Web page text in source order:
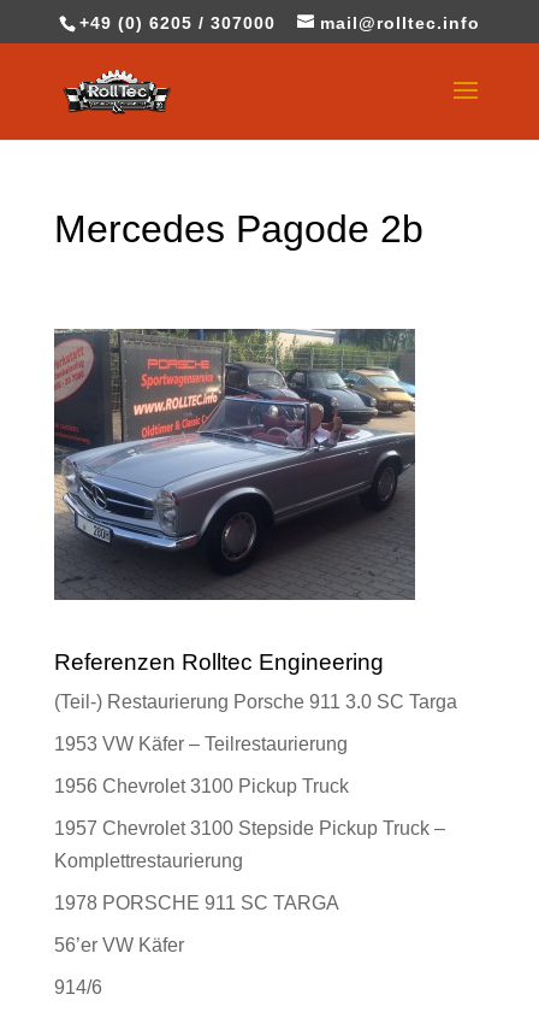
+49 (0) 6205 / 307000 mail@rolltec.info
Mercedes Pagode 2b
Referenzen Rolltec Engineering
(Teil-) Restaurierung Porsche 911 3.0 SC Targa
1953 VW Käfer – Teilrestaurierung
1956 Chevrolet 3100 Pickup Truck
1957 Chevrolet 3100 Stepside Pickup Truck –
Komplettrestaurierung
1978 PORSCHE 911 SC TARGA
56’er VW Käfer
914/6